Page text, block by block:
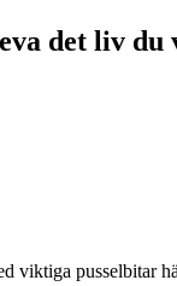
det liv du
viktiga pusselbitar